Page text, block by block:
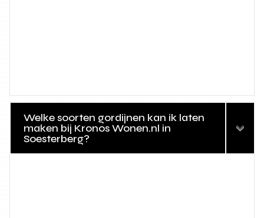
Welke soorten gordijnen kan ik laten
maken bij Kronos Wonen.nl in
Soesterberg?